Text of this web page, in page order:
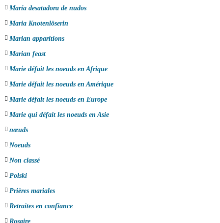
María desatadora de nudos
Maria Knotenlöserin
Marian apparitions
Marian feast
Marie défait les noeuds en Afrique
Marie défait les noeuds en Amérique
Marie défait les noeuds en Europe
Marie qui défait les noeuds en Asie
nœuds
Noeuds
Non classé
Polski
Prières mariales
Retraites en confiance
Rosaire